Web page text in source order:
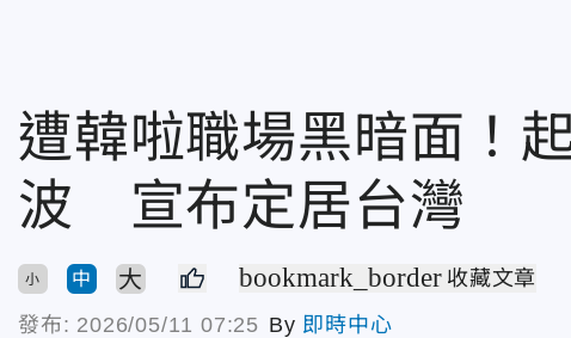
遭韓啦職場黑暗面！
波 宣布定居台灣
小 中 大 bookmark_border 收藏文章
發布: 2026/05/11 07:25 By 即時中心